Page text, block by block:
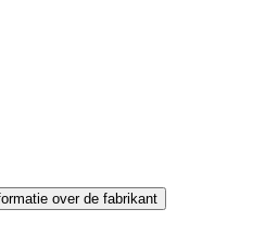
over de fabrikant